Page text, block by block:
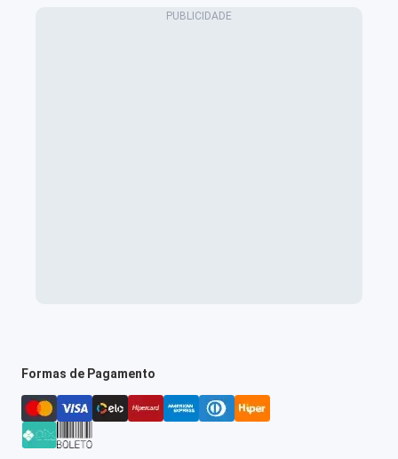
Formas de Pagamento